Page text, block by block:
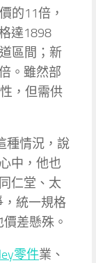
的11倍，
達1898
區間；新
。雖然部
，但需供
種情況，說
中，他也
仁堂、太
，統一規格
差懸殊。
零件業、